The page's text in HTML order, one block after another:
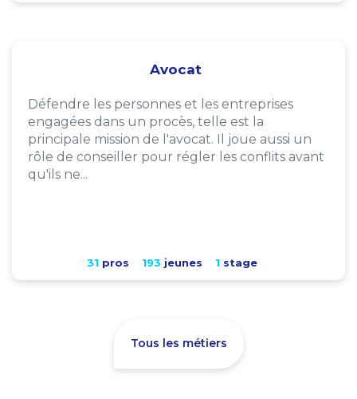
Avocat
Défendre les personnes et les entreprises
engagées dans un procès, telle est la
principale mission de l'avocat. Il joue aussi un
rôle de conseiller pour régler les conflits avant
qu'ils ne...
31 pros 193 jeunes 1 stage
Tous les métiers